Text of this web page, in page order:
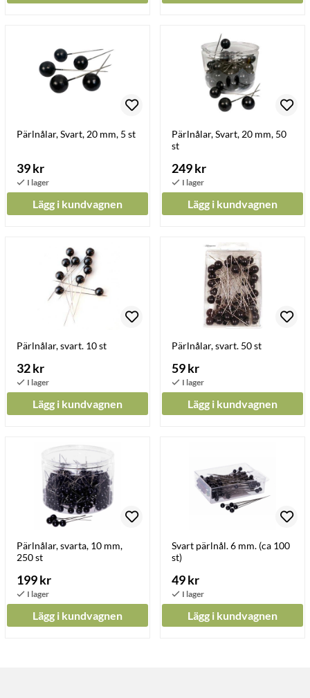
Pärlnålar, Svart, 20 mm, 5 st
39 kr
Lägg i kundvagnen
Pärlnålar, Svart, 20 mm, 50
st
249 kr
Lägg i kundvagnen
Pärlnålar, svart. 10 st
32 kr
Lägg i kundvagnen
Pärlnålar, svart. 50 st
59 kr
Lägg i kundvagnen
Pärlnålar, svarta, 10 mm,
250 st
199 kr
Lägg i kundvagnen
Svart pärlnål. 6 mm. (ca 100
st)
49 kr
Lägg i kundvagnen